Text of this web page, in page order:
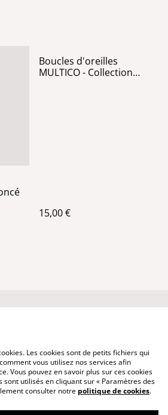
Boucles d'oreilles
MULTICO - Collection
15,00 €
?
Politique de cookies
contacter
Les cookies sont de petits fichiers qui
vous utilisez nos services afin
Vous pouvez en savoir plus sur ces cookies
utilisés en cliquant sur « Paramètres des
consulter notre politique de cookies.